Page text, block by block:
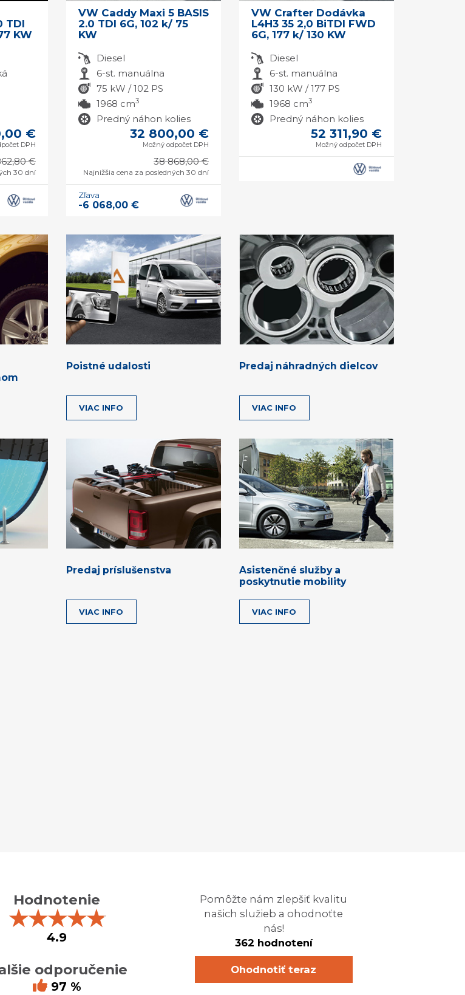
TDI
KW
€
DPH
€
30 dní
VW Caddy Maxi 5 BASIS
2.0 TDI 6G, 102 k/ 75
KW
Diesel
6-st. manuálna
75 kW / 102 PS
1968 cm3
Predný náhon kolies
32 800,00 €
Možný odpočet DPH
38 868,00 €
Najnižšia cena za posledných 30 dní
Zľava
-6 068,00 €
VW Crafter Dodávka
L4H3 35 2,0 BiTDI FWD
6G, 177 k/ 130 KW
Diesel
6-st. manuálna
130 kW / 177 PS
1968 cm3
Predný náhon kolies
52 311,90 €
Možný odpočet DPH
Poistné udalosti
VIAC INFO
Predaj náhradných dielcov
VIAC INFO
Predaj príslušenstva
VIAC INFO
Asistenčné služby a
poskytnutie mobility
VIAC INFO
Hodnotenie
★★★★★
4.9
odporučenie
97 %
Pomôžte nám zlepšiť kvalitu
našich služieb a ohodnoťte
nás!
362 hodnotení
Ohodnotiť teraz